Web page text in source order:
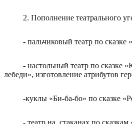
2. Пополнение театрального
- пальчиковый театр по сказке
- настольный театр по сказке
лебеди», изготовление атрибутов
-куклы «Би-ба-бо» по сказке
- театр на, стаканах по